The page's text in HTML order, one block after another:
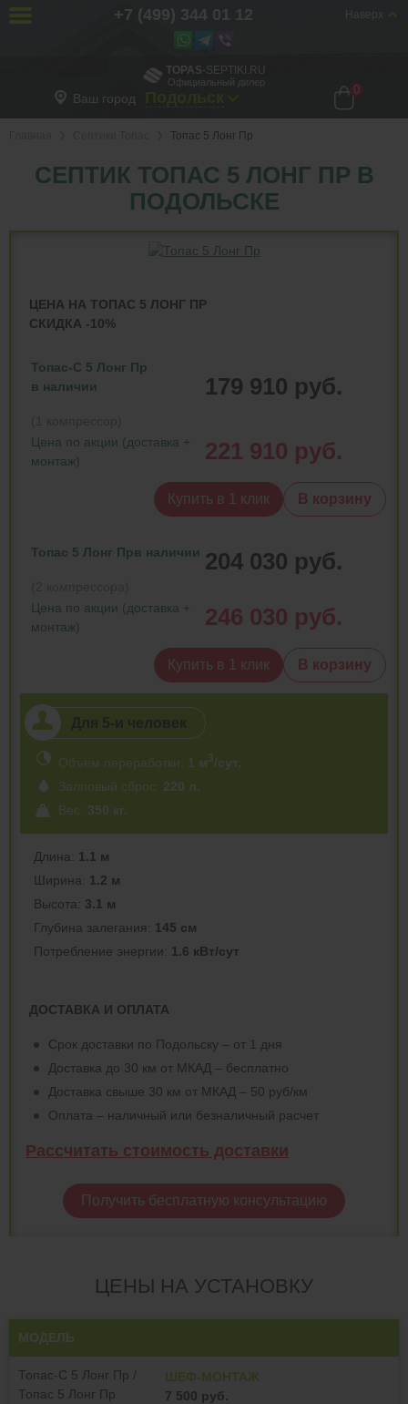
TOPAS-SEPTIKI.RU
Официальный дилер
Ваш город
0
Топас 5 Лонг Пр
СЕПТИК ТОПАС 5 ЛОНГ ПР В
ПОДОЛЬСКЕ
ЦЕНА НА ТОПАС 5 ЛОНГ ПР
СКИДКА -10%
Топас-С 5 Лонг Пр
в наличии
179 910 руб.
Цена по акции (доставка +
монтаж)
221 910 руб.
Купить в 1 клик В корзину
Топас 5 Лонг Прв наличии 204 030 руб.
Цена по акции (доставка +
монтаж)
246 030 руб.
Купить в 1 клик В корзину
Объем переработки: 1 м3/сут.
Залповый сброс: 220 л.
Вес: 350 кг.
Длина: 1.1 м
Ширина: 1.2 м
Высота: 3.1 м
Глубина залегания: 145 см
Потреблeние энергии: 1.6 кВт/сут
ДОСТАВКА И ОПЛАТА
Срок доставки по Подольску – от 1 дня
Доставка до 30 км от МКАД – бесплатно
Доставка свыше 30 км от МКАД – 50 руб/км
Оплата – наличный или безналичный расчет
Рассчитать стоимость доставки
Получить бесплатную консультацию
ЦЕНЫ НА УСТАНОВКУ
МОДЕЛЬ
Топас-С 5 Лонг Пр /
Топас 5 Лонг Пр
ШЕФ-МОНТАЖ
7 500 руб.
Наверх
+7 (499) 344 01 12